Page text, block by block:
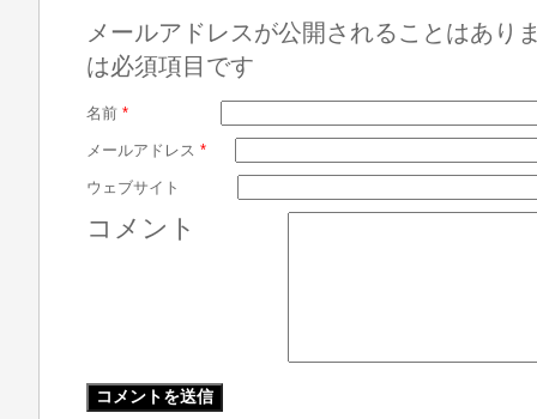
メールアドレスが公開されることはあり
は必須項目です
名前 *
メールアドレス *
ウェブサイト
コメント